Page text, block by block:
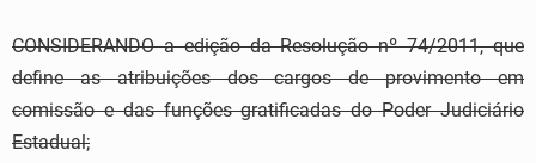
CONSIDERANDO a edição da Resolução nº 74/2011, que
define as atribuições dos cargos de provimento em
comissão e das funções gratificadas do Poder Judiciário
Estadual;